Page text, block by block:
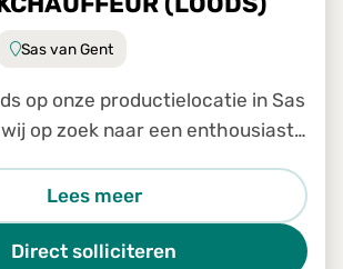
Sas van Gent
op onze productielocatie in Sas
op zoek naar een enthousiaste
Lees meer
Direct solliciteren